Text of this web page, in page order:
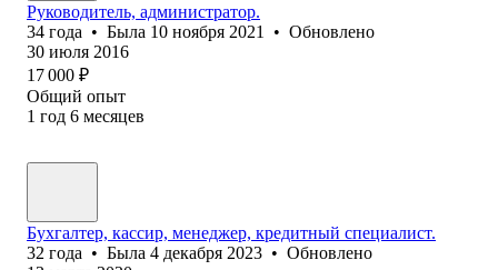
Руководитель, администратор.
34 года • Была 10 ноября 2021 • Обновлено
30 июля 2016
17 000 ₽
Общий опыт
1 год 6 месяцев
Бухгалтер, кассир, менеджер, кредитный специалист.
32 года • Была 4 декабря 2023 • Обновлено